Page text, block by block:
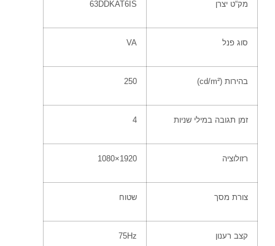
מק“ט יצרן 63DDKAT6IS
סוג פנל VA
בהירות (cd/m²)
250
זמן תגובה במילי שניות 4
רזולוציה 1920×1080
צורת מסך שטוח
קצב רענון 75Hz